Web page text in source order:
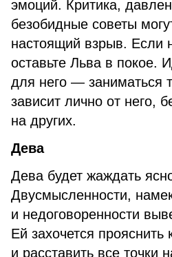
эмоций. Критика,
безобидные советы
настоящий взрыв. Если
оставьте Льва в покое.
для него — заниматься
зависит лично от него,
на других.
Дева
Дева будет жаждать
Двусмысленности,
и недоговоренности
Ей захочется
и расставить все точки